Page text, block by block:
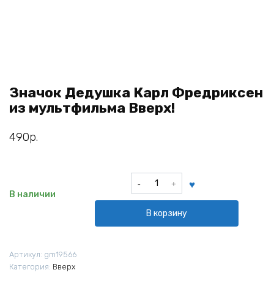
Значок Дедушка Карл Фредриксен
из мультфильма Вверх!
490р.
В наличии
Количество
товара
Дедушка
Карл
В корзину
Артикул: gm19566
Категория: Вверх